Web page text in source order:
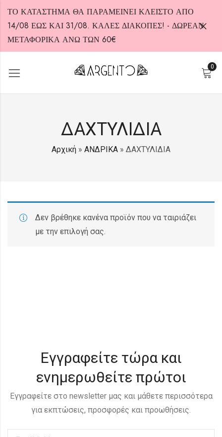
ΤΟ ΚΑΤΑΣΤΗΜΑ ΘΑ ΠΑΡΑΜΕΙΝΕΙ ΚΛΕΙΣΤΟ ΑΠΟ
14/08 ΕΩΣ ΚΑΙ 31/08. ΚΑΛΕΣ ΔΙΑΚΟΠΕΣ! - ΔΩΡΕΑΝ
ΜΕΤΑΦΟΡΙΚΑ ΑΝΩ ΤΩΝ 60€
0
ΔΑΧΤΥΛΙΔΙΑ
Αρχική » ΑΝΔΡΙΚΑ » ΔΑΧΤΥΛΙΔΙΑ
Δεν βρέθηκε κανένα προϊόν που να ταιριάζει
με την επιλογή σας.
Εγγραφείτε τώρα και
ενημερωθείτε πρώτοι
Εγγραφείτε στο newsletter μας και μάθετε περισσότερα
για εκπτώσεις, προσφορές και προωθήσεις.